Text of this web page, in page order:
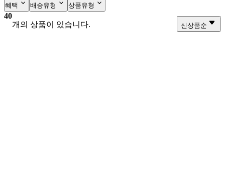
혜택 배송유형 상품유형
40
개의 상품이 있습니다.
신상품순